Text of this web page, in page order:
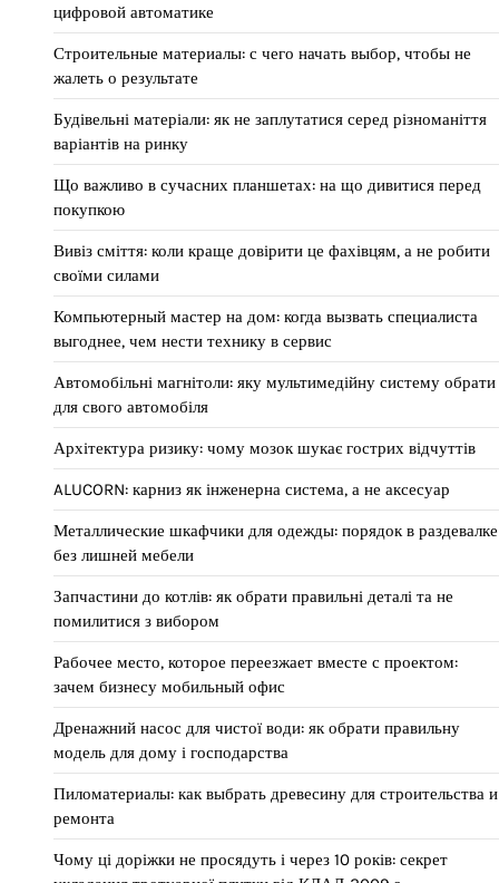
цифровой автоматике
Строительные материалы: с чего начать выбор, чтобы не
жалеть о результате
Будівельні матеріали: як не заплутатися серед різноманіття
варіантів на ринку
Що важливо в сучасних планшетах: на що дивитися перед
покупкою
Вивіз сміття: коли краще довірити це фахівцям, а не робити
своїми силами
Компьютерный мастер на дом: когда вызвать специалиста
выгоднее, чем нести технику в сервис
Автомобільні магнітоли: яку мультимедійну систему обрати
для свого автомобіля
Архітектура ризику: чому мозок шукає гострих відчуттів
ALUCORN: карниз як інженерна система, а не аксесуар
Металлические шкафчики для одежды: порядок в раздевалке
без лишней мебели
Запчастини до котлів: як обрати правильні деталі та не
помилитися з вибором
Рабочее место, которое переезжает вместе с проектом:
зачем бизнесу мобильный офис
Дренажний насос для чистої води: як обрати правильну
модель для дому і господарства
Пиломатериалы: как выбрать древесину для строительства и
ремонта
Чому ці доріжки не просядуть і через 10 років: секрет